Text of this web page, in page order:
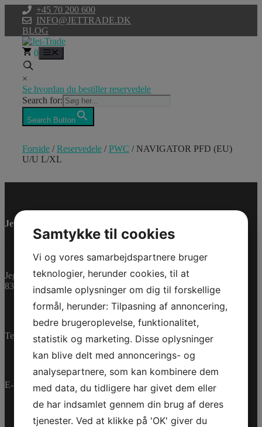
indhold
+45 70 200 600
INFO@JETTRADE.DK
BLOG
0
×
Se hvordan du bestiller reservedele
Search for:
Search Button
Forside /Reservedele /PWC / NAVIGATOR PFD (EU)
U/U L/XL
PFD (EU) U/U
L/XL
Bestillingsvare
NAVIGATOR
PFD
(EU)
U/U
antal
Tilføj til kurv
Varenummer (SKU):
2858507326 Kategorier:
PWC, Reservedele
Jet-Trade Powersport
Jegstrupvej 280
8361 Hasselager
Telefon:+45 70 200 600
E-mail:info@jettrade.dk
Samtykke til cookies
Vi og vores samarbejdspartnere bruger
teknologier, herunder cookies, til at
indsamle oplysninger om dig til forskellige
formål, herunder: Tilpasning af annoncering,
bedre brugeroplevelse, funktionalitet,
statistik og marketing. Disse oplysninger
kan blive delt med annoncerings- og
analysepartnere, som kan kombinere dem
med data, du tidligere har givet dem eller
de har indsamlet gennem din brug af deres
tjenester. Ved at klikke på 'OK' giver du